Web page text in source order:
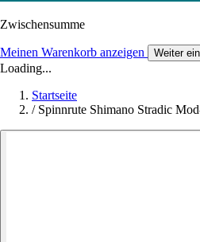
Zwischensumme
Meinen Warenkorb anzeigen Weiter
Loading...
Startseite
/ Spinnrute Shimano Stradic